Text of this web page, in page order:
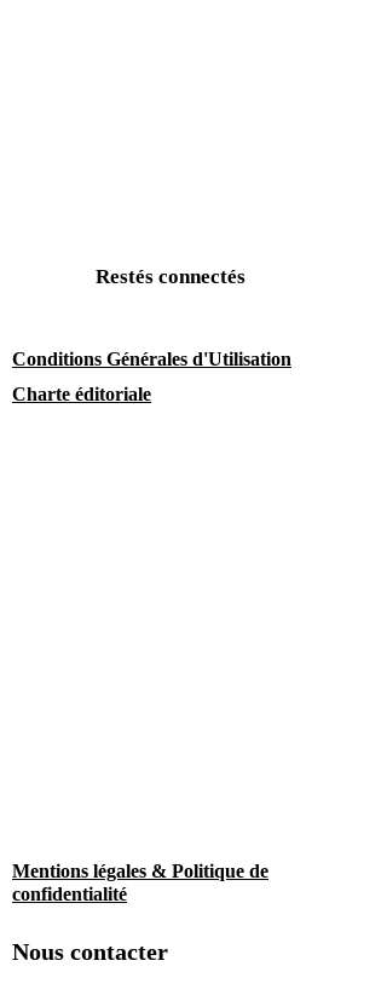
Restés connectés
Conditions Générales d'Utilisation
Charte éditoriale
Mentions légales & Politique de
confidentialité
Nous contacter